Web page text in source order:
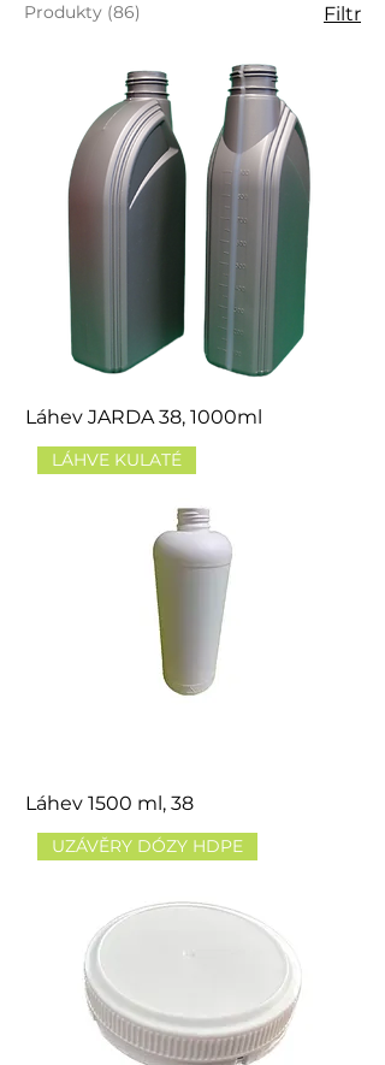
Produkty (86) Filtr
Láhev JARDA 38, 1000ml
LÁHVE KULATÉ
Láhev 1500 ml, 38
UZÁVĚRY DÓZY HDPE